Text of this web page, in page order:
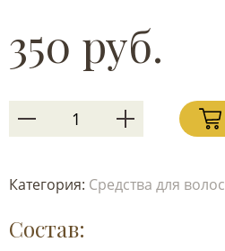
350 руб.
Категория: Средства для волос
Состав: